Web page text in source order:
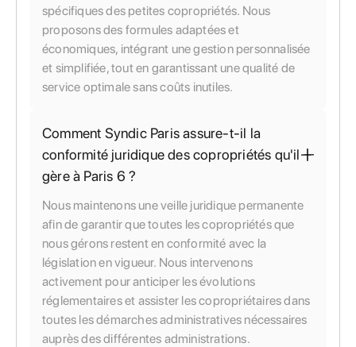
spécifiques des petites copropriétés. Nous
proposons des formules adaptées et
économiques, intégrant une gestion personnalisée
et simplifiée, tout en garantissant une qualité de
service optimale sans coûts inutiles.
Comment Syndic Paris assure-t-il la
conformité juridique des copropriétés qu'il
gère à Paris 6 ?
Nous maintenons une veille juridique permanente
afin de garantir que toutes les copropriétés que
nous gérons restent en conformité avec la
législation en vigueur. Nous intervenons
activement pour anticiper les évolutions
réglementaires et assister les copropriétaires dans
toutes les démarches administratives nécessaires
auprès des différentes administrations.